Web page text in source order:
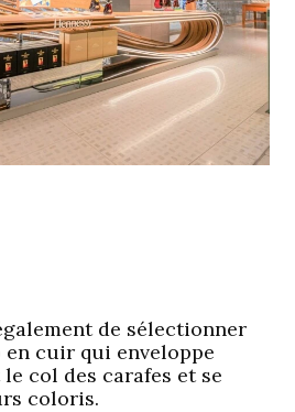
de sélectionner
cuir qui enveloppe
col des carafes et se
coloris.